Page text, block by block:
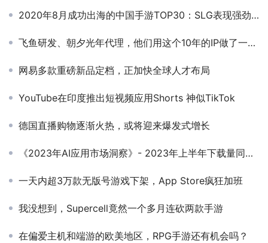
2020年8月成功出海的中国手游TOP30：SLG表现强劲，多款产品凭借日本市场刷新收入记录
飞鱼研发、朝夕光年代理，他们用这个10年的IP做了一款放置卡牌
网易多款重磅新品定档，正加快全球人才布局
YouTube在印度推出短视频应用Shorts 神似TikTok
德国直播购物逐渐火热，或将迎来爆发式增长
《2023年AI应用市场洞察》- 2023年上半年下载量同比增长114%，突破3亿次，超过2022年全年水平
一天内超3万款无版号游戏下架，App Store疯狂加班
我没想到，Supercell竟然一个多月连砍两款手游
在偏爱主机和端游的欧美地区，RPG手游还有机会吗？